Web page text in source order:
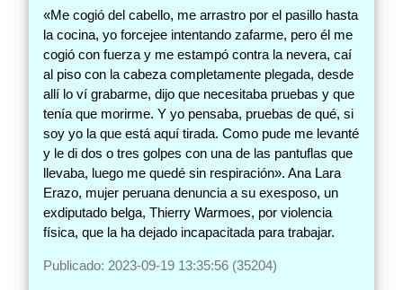
«Me cogió del cabello, me arrastro por el pasillo hasta
la cocina, yo forcejee intentando zafarme, pero él me
cogió con fuerza y me estampó contra la nevera, caí
al piso con la cabeza completamente plegada, desde
allí lo ví grabarme, dijo que necesitaba pruebas y que
tenía que morirme. Y yo pensaba, pruebas de qué, si
soy yo la que está aquí tirada. Como pude me levanté
y le di dos o tres golpes con una de las pantuflas que
llevaba, luego me quedé sin respiración». Ana Lara
Erazo, mujer peruana denuncia a su exesposo, un
exdiputado belga, Thierry Warmoes, por violencia
física, que la ha dejado incapacitada para trabajar.
Publicado: 2023-09-19 13:35:56 (35204)